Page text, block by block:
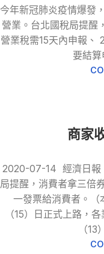
今年新冠肺炎疫情爆發
營業。台北國稅局提醒
營業稅需15天內申報、
要結
商家
2020-07-14 經濟日報
局提醒，消費者拿三倍
一發票給消費者。（
（15）日正式上路，
（